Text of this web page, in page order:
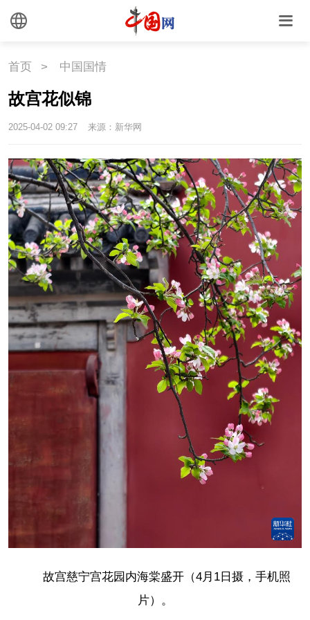
心理
首页 > 中国国情
故宫花似锦
2025-04-02 09:27 来源：新华网
故宫慈宁宫花园内海棠盛开（4月1日摄，手机照
片）。